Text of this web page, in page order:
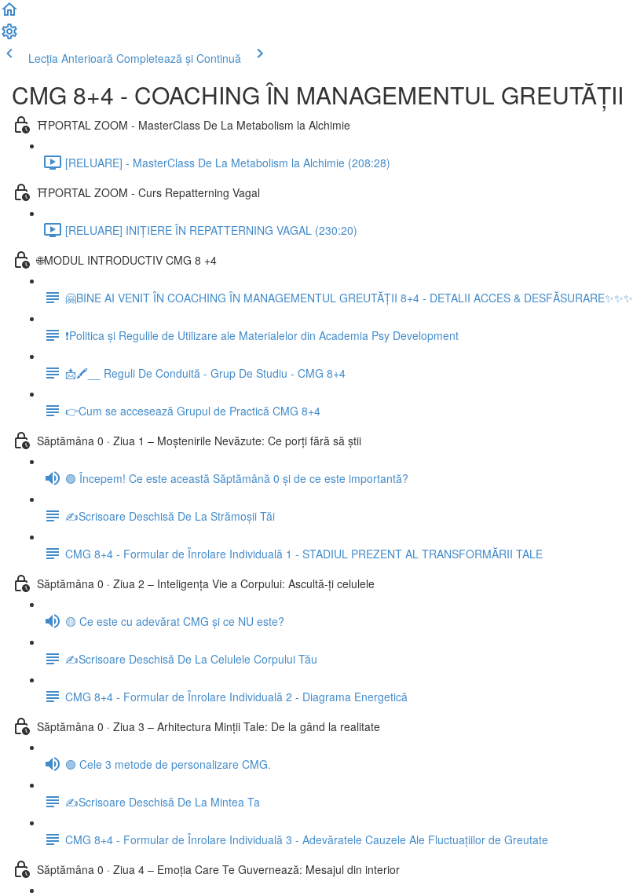
Lecția Anterioară Completează și Continuă
CMG 8+4 - COACHING ÎN MANAGEMENTUL GREUTĂȚII
⛩️PORTAL ZOOM - MasterClass De La Metabolism la Alchimie
[RELUARE] - MasterClass De La Metabolism la Alchimie (208:28)
⛩️PORTAL ZOOM - Curs Repatterning Vagal
[RELUARE] INIȚIERE ÎN REPATTERNING VAGAL (230:20)
🌐MODUL INTRODUCTIV CMG 8 +4
🤗BINE AI VENIT ÎN COACHING ÎN MANAGEMENTUL GREUTĂȚII 8+4 - DETALII ACCES & DESFĂSURARE✨✨✨
❗Politica și Regulile de Utilizare ale Materialelor din Academia Psy Development
📩🖍__ Reguli De Conduită - Grup De Studiu - CMG 8+4
👉Cum se accesează Grupul de Practică CMG 8+4
Săptămâna 0 · Ziua 1 – Moștenirile Nevăzute: Ce porți fără să știi
🟣 Începem! Ce este această Săptămână 0 și de ce este importantă?
✍️Scrisoare Deschisă De La Strămoșii Tăi
CMG 8+4 - Formular de Înrolare Individuală 1 - STADIUL PREZENT AL TRANSFORMĂRII TALE
Săptămâna 0 · Ziua 2 – Inteligența Vie a Corpului: Ascultă-ți celulele
🟡 Ce este cu adevărat CMG și ce NU este?
✍️Scrisoare Deschisă De La Celulele Corpului Tău
CMG 8+4 - Formular de Înrolare Individuală 2 - Diagrama Energetică
Săptămâna 0 · Ziua 3 – Arhitectura Minții Tale: De la gând la realitate
🟢 Cele 3 metode de personalizare CMG.
✍️Scrisoare Deschisă De La Mintea Ta
CMG 8+4 - Formular de Înrolare Individuală 3 - Adevăratele Cauzele Ale Fluctuațiilor de Greutate
Săptămâna 0 · Ziua 4 – Emoția Care Te Guvernează: Mesajul din interior